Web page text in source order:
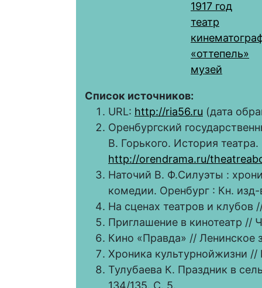
1917 год
театр
«оттепель»
музей
Список источников:
URL: http://ria56.ru (дата
Оренбургский
В. Горького. История театра.
http://orendrama.ru/
Наточий В. Ф.Силуэты :
комедии. Оренбург : Кн. изд-
На сценах театров и
Приглашение в кинотеатр //
Кино «Правда» //
Хроника культурнойжизни //
Тулубаева К. Праздник в